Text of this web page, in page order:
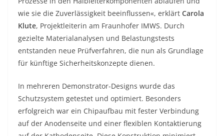
wie sie die Zuverlässigkeit beeinflussen«, erklärt Carola
Klute, Projektleiterin am Fraunhofer IMWS. Durch
gezielte Materialanalysen und Belastungstests
entstanden neue Prüfverfahren, die nun als Grundlage
für künftige Sicherheitskonzepte dienen.
In mehreren Demonstrator-Designs wurde das
Schutzsystem getestet und optimiert. Besonders
erfolgreich war ein Chipaufbau mit fester Verbindung
auf der Anodenseite und einer flexiblen Kontaktierung